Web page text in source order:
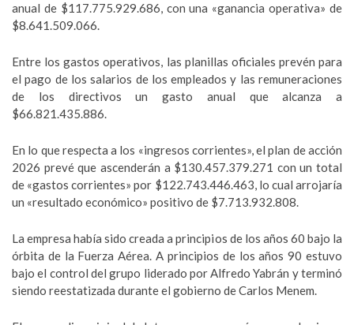
anual de $117.775.929.686, con una «ganancia operativa» de
$8.641.509.066.
Entre los gastos operativos, las planillas oficiales prevén para
el pago de los salarios de los empleados y las remuneraciones
de los directivos un gasto anual que alcanza a
$66.821.435.886.
En lo que respecta a los «ingresos corrientes», el plan de acción
2026 prevé que ascenderán a $130.457.379.271 con un total
de «gastos corrientes» por $122.743.446.463, lo cual arrojaría
un «resultado económico» positivo de $7.713.932.808.
La empresa había sido creada a principios de los años 60 bajo la
órbita de la Fuerza Aérea. A principios de los años 90 estuvo
bajo el control del grupo liderado por Alfredo Yabrán y terminó
siendo reestatizada durante el gobierno de Carlos Menem.